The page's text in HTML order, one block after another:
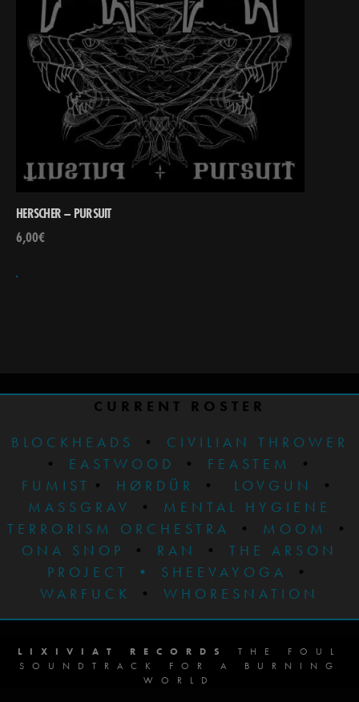
HERSCHER – PURSUIT
6,00€
CURRENT ROSTER
BLOCKHEADS
•
CIVILIAN THROWER
• EASTWOOD • FEASTEM
•
FUMIST • HØRDÜR • LOVGUN
•
MASSGRAV
•
MENTAL HYGIENE
TERRORISM ORCHESTRA
• MOOM
•
ONA SNOP
• RAN • THE ARSON
PROJECT
• SHEEVAYOGA
•
WARFUCK
• WHORESNATION
LIXIVIAT RECORDS
THE FOUL
SOUNDTRACK FOR A BURNING
WORLD